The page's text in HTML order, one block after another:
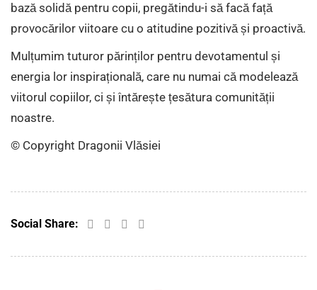
bază solidă pentru copii, pregătindu-i să facă față
provocărilor viitoare cu o atitudine pozitivă și proactivă.
Mulțumim tuturor părinților pentru devotamentul și
energia lor inspirațională, care nu numai că modelează
viitorul copiilor, ci și întărește țesătura comunității
noastre.
© Copyright Dragonii Vlăsiei
Social Share: